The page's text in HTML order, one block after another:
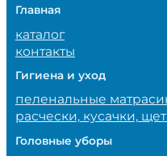
Главная
каталог
контакты
Гигиена и уход
пеленальные
расчески, кусачки,
Головные уборы